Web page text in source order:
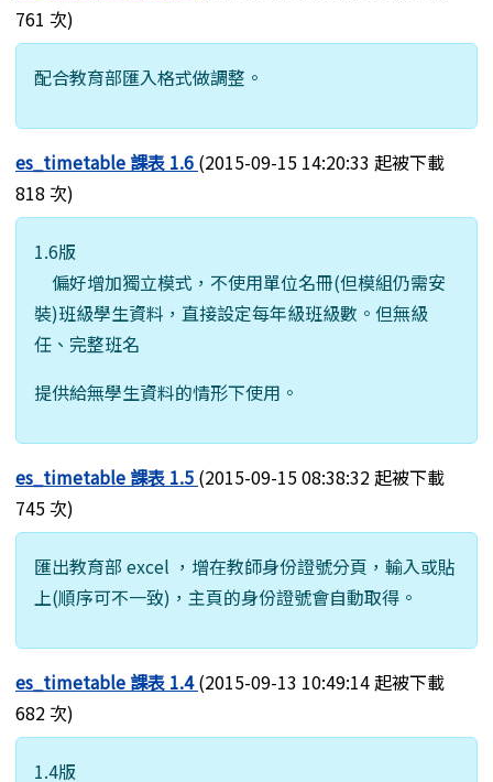
761 次)
配合教育部匯入格式做調整。
es_timetable 課表 1.6 (2015-09-15 14:20:33 起被下載
818 次)
1.6版
偏好增加獨立模式，不使用單位名冊(但模組仍需安
裝)班級學生資料，直接設定每年級班級數。但無級
任、完整班名
提供給無學生資料的情形下使用。
es_timetable 課表 1.5 (2015-09-15 08:38:32 起被下載
745 次)
匯出教育部 excel ，增在教師身份證號分頁，輸入或貼
上(順序可不一致)，主頁的身份證號會自動取得。
es_timetable 課表 1.4(2015-09-13 10:49:14 起被下載
682 次)
1.4版